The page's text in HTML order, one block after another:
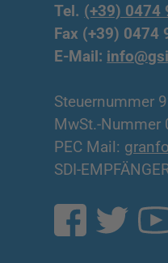
Tel. (+39) 0474
Fax (+39) 0474
E-Mail:
Steuernummer
MwSt.-Nummer
PEC Mail:
SDI-